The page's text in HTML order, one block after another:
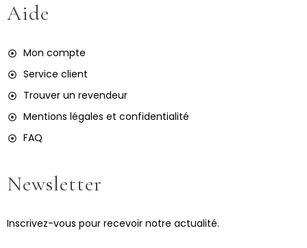
Aide
Mon compte
Service client
Trouver un revendeur
Mentions légales et confidentialité
FAQ
Newsletter
Inscrivez-vous pour recevoir notre actualité.